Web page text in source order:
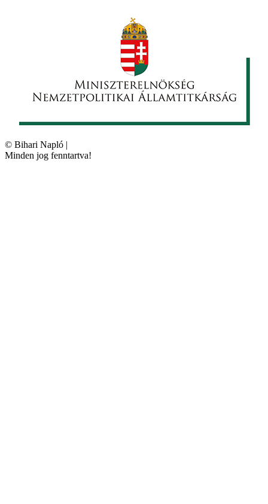
© Bihari Napló |
Minden jog fenntartva!